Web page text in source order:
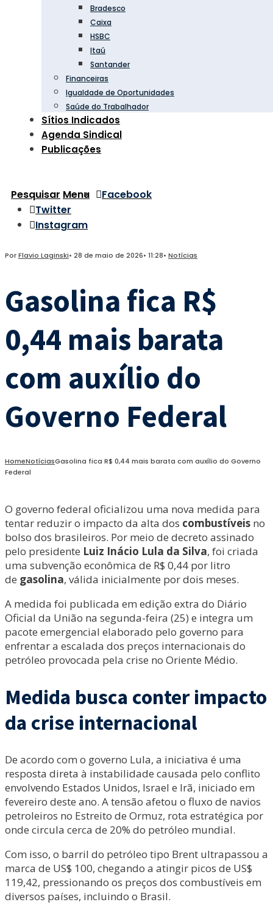
Bradesco
Caixa
HSBC
Itaú
Santander
Financeiras
Igualdade de Oportunidades
Saúde do Trabalhador
Sítios Indicados
Agenda Sindical
Publicações
Pesquisar Menu
Facebook
Twitter
Instagram
PorFlavio Laginski• 28 de maio de 2026• 11:28• Notícias
Gasolina fica R$
0,44 mais barata
com auxílio do
Governo Federal
HomeNotíciasGasolina fica R$ 0,44 mais barata com auxílio do Governo
Federal
O governo federal oficializou uma nova medida para
tentar reduzir o impacto da alta dos combustíveis no
bolso dos brasileiros. Por meio de decreto assinado
pelo presidente Luiz Inácio Lula da Silva, foi criada
uma subvenção econômica de R$ 0,44 por litro
de gasolina, válida inicialmente por dois meses.
A medida foi publicada em edição extra do Diário
Oficial da União na segunda-feira (25) e integra um
pacote emergencial elaborado pelo governo para
enfrentar a escalada dos preços internacionais do
petróleo provocada pela crise no Oriente Médio.
Medida busca conter impacto
da crise internacional
De acordo com o governo Lula, a iniciativa é uma
resposta direta à instabilidade causada pelo conflito
envolvendo Estados Unidos, Israel e Irã, iniciado em
fevereiro deste ano. A tensão afetou o fluxo de navios
petroleiros no Estreito de Ormuz, rota estratégica por
onde circula cerca de 20% do petróleo mundial.
Com isso, o barril do petróleo tipo Brent ultrapassou a
marca de US$ 100, chegando a atingir picos de US$
119,42, pressionando os preços dos combustíveis em
diversos países, incluindo o Brasil.